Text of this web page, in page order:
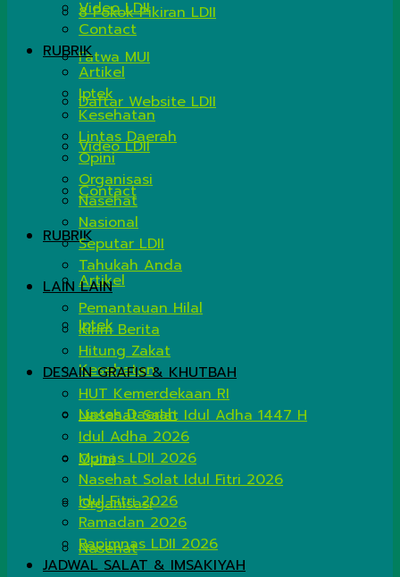
8 Pokok Pikiran LDII
Fatwa MUI
Daftar Website LDII
Video LDII
Contact
RUBRIK
Artikel
Iptek
Kesehatan
Lintas Daerah
Opini
Organisasi
Nasehat
Video LDII
Contact
RUBRIK
Artikel
Iptek
Kesehatan
Lintas Daerah
Opini
Organisasi
Nasehat
Nasional
Seputar LDII
Tahukah Anda
LAIN LAIN
Pemantauan Hilal
Kirim Berita
Hitung Zakat
DESAIN GRAFIS & KHUTBAH
HUT Kemerdekaan RI
Nasehat Salat Idul Adha 1447 H
Idul Adha 2026
Munas LDII 2026
Nasehat Solat Idul Fitri 2026
Idul Fitri 2026
Ramadan 2026
Rapimnas LDII 2026
JADWAL SALAT & IMSAKIYAH